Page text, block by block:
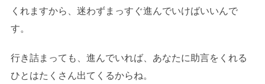
くれますから、迷わずまっすぐ進んでいけばいいんで
す。
行き詰まっても、進んでいれば、あなたに助言をくれる
ひとはたくさん出てくるからね。